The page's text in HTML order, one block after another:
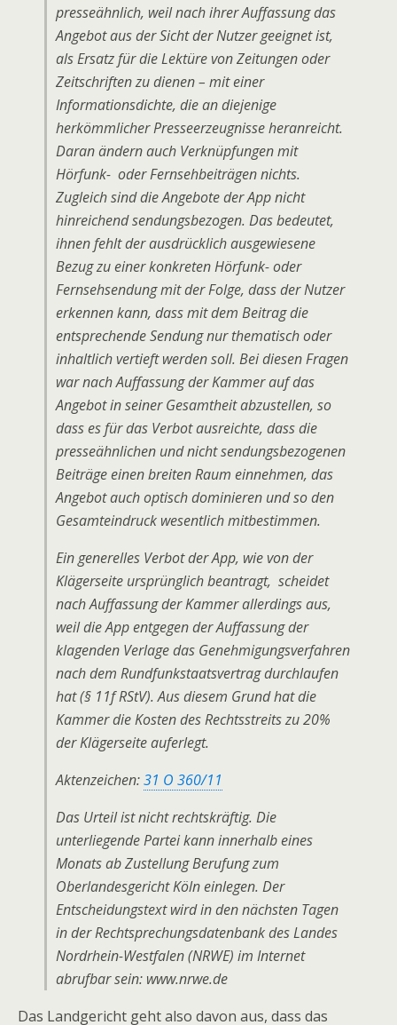
presseähnlich, weil nach ihrer Auffassung das
Angebot aus der Sicht der Nutzer geeignet ist,
als Ersatz für die Lektüre von Zeitungen oder
Zeitschriften zu dienen – mit einer
Informationsdichte, die an diejenige
herkömmlicher Presseerzeugnisse heranreicht.
Daran ändern auch Verknüpfungen mit
Hörfunk- oder Fernsehbeiträgen nichts.
Zugleich sind die Angebote der App nicht
hinreichend sendungsbezogen. Das bedeutet,
ihnen fehlt der ausdrücklich ausgewiesene
Bezug zu einer konkreten Hörfunk- oder
Fernsehsendung mit der Folge, dass der Nutzer
erkennen kann, dass mit dem Beitrag die
entsprechende Sendung nur thematisch oder
inhaltlich vertieft werden soll. Bei diesen Fragen
war nach Auffassung der Kammer auf das
Angebot in seiner Gesamtheit abzustellen, so
dass es für das Verbot ausreichte, dass die
presseähnlichen und nicht sendungsbezogenen
Beiträge einen breiten Raum einnehmen, das
Angebot auch optisch dominieren und so den
Gesamteindruck wesentlich mitbestimmen.
Ein generelles Verbot der App, wie von der
Klägerseite ursprünglich beantragt, scheidet
nach Auffassung der Kammer allerdings aus,
weil die App entgegen der Auffassung der
klagenden Verlage das Genehmigungsverfahren
nach dem Rundfunkstaatsvertrag durchlaufen
hat (§ 11f RStV). Aus diesem Grund hat die
Kammer die Kosten des Rechtsstreits zu 20%
der Klägerseite auferlegt.
Aktenzeichen:31 O 360/11
Das Urteil ist nicht rechtskräftig. Die
unterliegende Partei kann innerhalb eines
Monats ab Zustellung Berufung zum
Oberlandesgericht Köln einlegen. Der
Entscheidungstext wird in den nächsten Tagen
in der Rechtsprechungsdatenbank des Landes
Nordrhein-Westfalen (NRWE) im Internet
abrufbar sein: www.nrwe.de
Das Landgericht geht also davon aus, dass das